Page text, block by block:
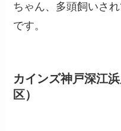
ちゃん、多頭飼いさ
です。
カインズ神戸深江
区）